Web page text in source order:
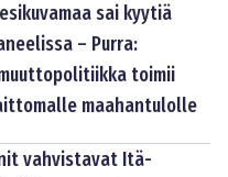
sai kyytiä
– Purra:
toimii
maahantulolle
vahvistavat Itä-